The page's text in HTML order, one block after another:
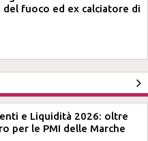
del fuoco ed ex calciatore di
e Liquidità 2026: oltre
per le PMI delle Marche